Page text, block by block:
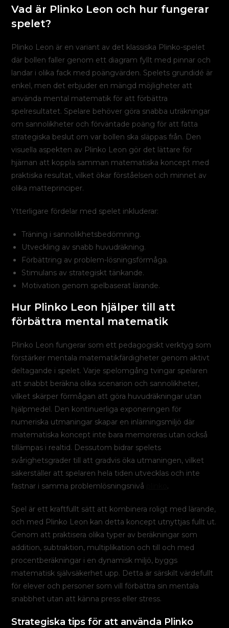
Vad är Plinko Leon och hur fungerar
spelet?
Plinko Leon är en variant av det klassiska Plinko-spelet
där bollen faller genom ett diagram fyllt med pinnar och
landar i olika fack med poängvärden. Spelets grundidé är
enkel, men det erbjuder en mängd möjligheter att
använda mental matematik för att förbättra
spelresultatet. Spelare behöver göra snabba uträkningar
om sannolikheter och förväntade poäng för att fatta
strategiska beslut om var bollen ska släppas från. Den
visuella aspekten av Plinko Leon gör det lättare för
hjärnan att koppla samman matematiska koncept med
praktiska resultat, vilket ökar förståelsen och minnet av
olika matteprinciper.
Ytterligare fördelar med spelet inkluderar:
Träning i sannolikhetsbedömning.
Utveckling av snabb huvudräkning.
Förbättring av problem-lösningsförmåga.
Stimulans av strategiskt tänkande.
Motivation genom spelbaserat lärande.
Hur Plinko Leon hjälper till att
förbättra mental matematik
Plinko Leon fungerar som ett pedagogiskt verktyg som
förstärker mentala matematikfärdigheter genom aktivt
deltagande i spelet. Varje spelomgång tvingar spelaren
att snabbt beräkna olika scenarion och sannolikheter,
vilket skärper förmågan att göra huvudräkningar utan
hjälpmedel. Den kontinuerliga exponeringen för
numeriska utmaningar skapar en inlärningsmiljö där
matematiska koncept inte bara memoreras utan också
tillämpas i realtid. Dessutom bidrar spelets
svårighetsgrader till att gradvis öka utmaningen, vilket
säkerställer att spelaren hela tiden utvecklas och inte
fastnar i samma problemlösningsnivå
.
Spel är ett kraftfullt sätt att kombinera roligt med lärande,
och med Plinko Leon kan detta koncept utnyttjas fullt ut.
Genom att praktisera olika typer av beräkningar som
addition, subtraktion, multiplikation och till och med
procentberäkningar i en dynamisk miljö, byggs
matematisk självsäkerhet upp. Detta är särskilt värdefullt
för elever och personer som vill förbättra sin mentala
snabbhet utan att känna press eller stress.
Strategiska tips för att använda Plinko